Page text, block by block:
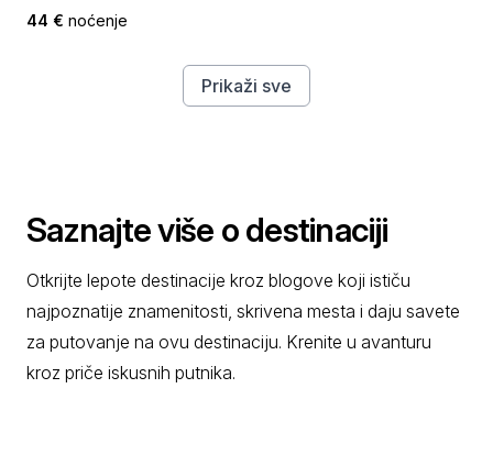
44 € noćenje
Prikaži sve
Saznajte više o destinaciji
Otkrijte lepote destinacije kroz blogove koji ističu
najpoznatije znamenitosti, skrivena mesta i daju savete
za putovanje na ovu destinaciju. Krenite u avanturu
kroz priče iskusnih putnika.